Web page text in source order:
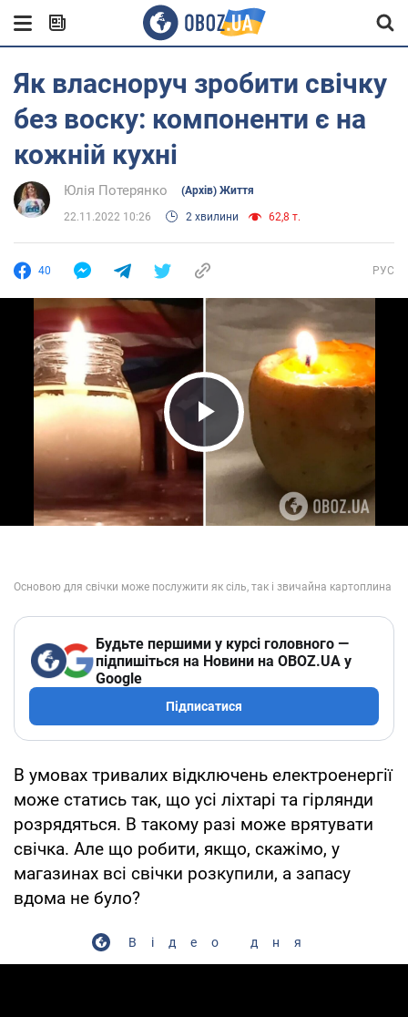
Як власноруч зробити свічку
без воску: компоненти є на
кожній кухні
Юлія Потерянко (Архів) Життя
22.11.2022 10:26 2 хвилини 62,8 т.
40 РУС
Play Video
Будьте першими у курсі головного —
підпишіться на Новини на OBOZ.UA у
Google
Підписатися
В умовах тривалих відключень електроенергії
може статись так, що усі ліхтарі та гірлянди
розрядяться. В такому разі може врятувати
свічка. Але що робити, якщо, скажімо, у
магазинах всі свічки розкупили, а запасу
вдома не було?
Відео дня